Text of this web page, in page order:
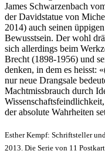
James Schwarzenbach
der Davidstatue von
2014) auch seinen
Bewusstsein. Der wohl
sich allerdings beim
Brecht (1898-1956) und
denken, in dem es heisst:
nur neue Drangsale
Machtmissbrauch durch
der absolute Wahrheiten
Esther Kempf: Schriftsteller
2013. Die Serie von 11